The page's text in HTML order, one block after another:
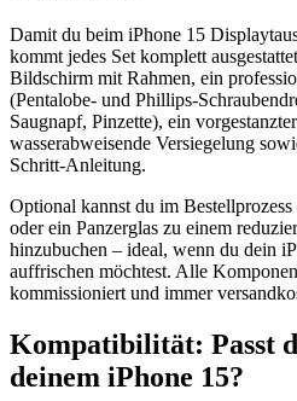
Damit du beim iPhone 15
kommt jedes Set komplett
Bildschirm mit Rahmen, ein
(Pentalobe- und Phillips-
Saugnapf, Pinzette), ein
wasserabweisende Versiegelung
Schritt-Anleitung.
Optional kannst du im Bestellprozess
oder ein Panzerglas zu einem
hinzubuchen – ideal, wenn du dein
auffrischen möchtest. Alle
kommissioniert und immer
Kompatibilität: Passt
deinem iPhone 15?